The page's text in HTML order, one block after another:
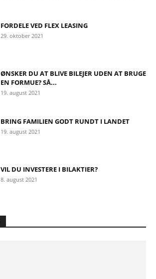
FORDELE VED FLEX LEASING
29. oktober 2021
ØNSKER DU AT BLIVE BILEJER UDEN AT BRUGE
EN FORMUE? SÅ...
19. august 2021
BRING FAMILIEN GODT RUNDT I LANDET
19. august 2021
VIL DU INVESTERE I BILAKTIER?
8. august 2021